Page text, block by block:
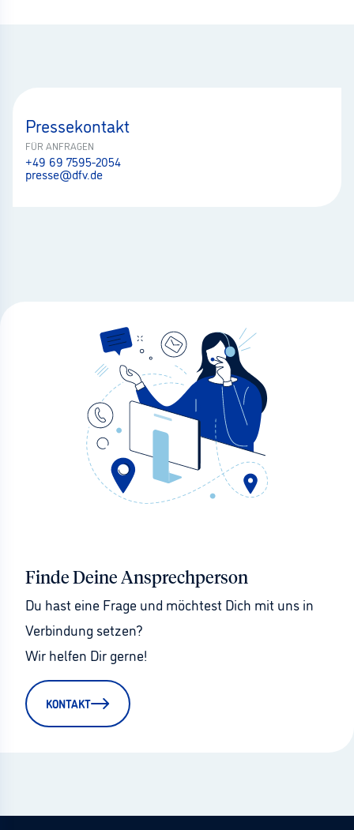
Pressekontakt
FÜR ANFRAGEN
+49 69 7595-2054
presse@dfv.de
Finde Deine Ansprechperson
Du hast eine Frage und möchtest Dich mit uns in
Verbindung setzen?
Wir helfen Dir gerne!
KONTAKT